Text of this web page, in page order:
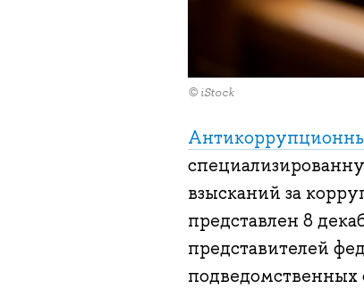
© iStock
взысканий за
представлен 8
представителей
подведомственных